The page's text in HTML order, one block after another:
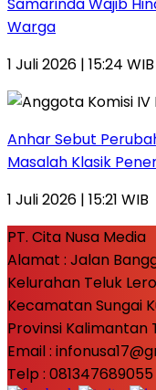
Warga
1 Juli 2026 | 15:24 WIB
Anhar Sebut
Masalah Klasik
1 Juli 2026 | 15:21 WIB
PT. Cita Nusa Media
Alamat : Jalan
Kelurahan Teluk
Kecamatan Sungai
Provinsi Kalimantan
Email :
Telp : 081347689055